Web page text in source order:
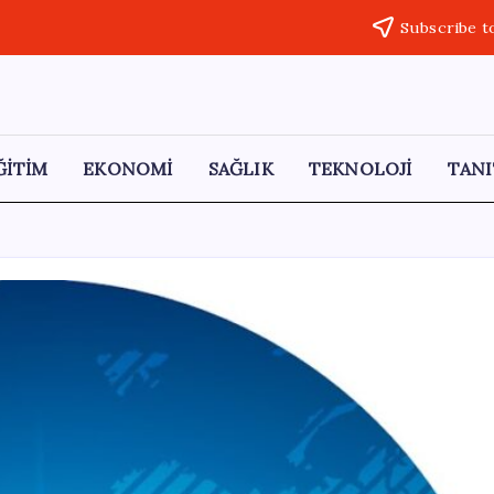
Subscribe
EKONOMİ SAĞLIK TEKNOLOJİ